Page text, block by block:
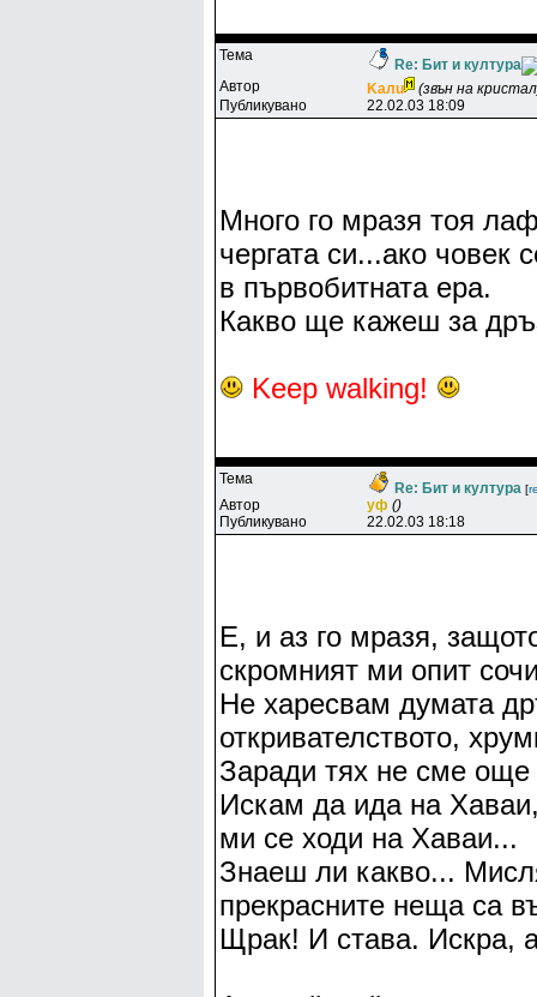
Тема
Re: Бит и култура
Автор
Kaлu
(звън на
Публикувано
22.02.03 18:09
Много го мразя тоя
чергата си...ако
в първобитната ера.
Какво ще кажеш за
Keep walking!
Тема
Re: Бит и култура [
Автор yф ()
Публикувано
22.02.03 18:18
Е, и аз го мразя,
скромният ми опит
Не харесвам думата
откривателството,
Заради тях не сме
Искам да ида на
ми се ходи на Хаваи...
Знаеш ли какво...
прекрасните неща са
Щрак! И става. Искра,